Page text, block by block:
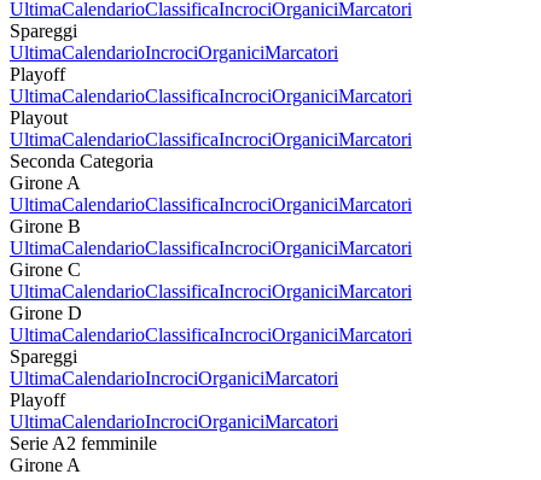
UltimaCalendarioClassificaIncrociOrganiciMarcatori
Spareggi
UltimaCalendarioIncrociOrganiciMarcatori
Playoff
UltimaCalendarioClassificaIncrociOrganiciMarcatori
Playout
UltimaCalendarioClassificaIncrociOrganiciMarcatori
Seconda Categoria
Girone A
UltimaCalendarioClassificaIncrociOrganiciMarcatori
Girone B
UltimaCalendarioClassificaIncrociOrganiciMarcatori
Girone C
UltimaCalendarioClassificaIncrociOrganiciMarcatori
Girone D
UltimaCalendarioClassificaIncrociOrganiciMarcatori
Spareggi
UltimaCalendarioIncrociOrganiciMarcatori
Playoff
UltimaCalendarioIncrociOrganiciMarcatori
Serie A2 femminile
Girone A